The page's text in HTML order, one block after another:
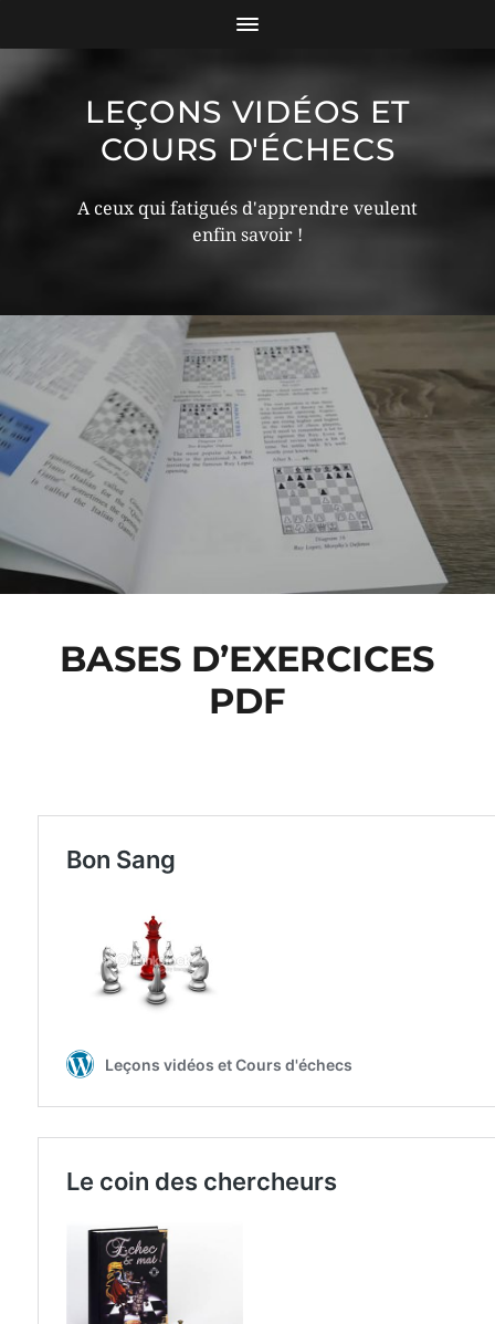
LEÇONS VIDÉOS ET
COURS D'ÉCHECS
A ceux qui fatigués d'apprendre veulent
enfin savoir !
BASES D’EXERCICES
PDF